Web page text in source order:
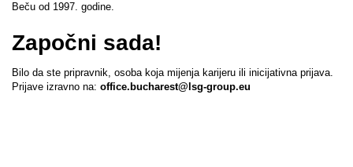
Beču od 1997. godine.
Započni sada!
Bilo da ste pripravnik, osoba koja mijenja karijeru ili inicijativna prijava.
Prijave izravno na: office.bucharest@lsg-group.eu